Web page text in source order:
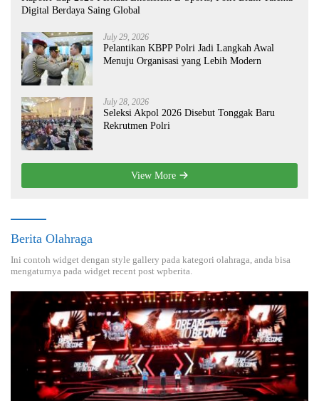
Digital Berdaya Saing Global
July 29, 2026
Pelantikan KBPP Polri Jadi Langkah Awal
Menuju Organisasi yang Lebih Modern
July 28, 2026
Seleksi Akpol 2026 Disebut Tonggak Baru
Rekrutmen Polri
View More
Berita Olahraga
Ini contoh widget dengan style gallery pada kategori olahraga, anda bisa
mengaturnya pada widget recent post wpberita.